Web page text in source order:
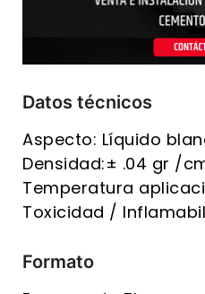
Datos técnicos
Aspecto: Líquido
Densidad:± .04 gr /
Temperatura
Toxicidad /
Formato